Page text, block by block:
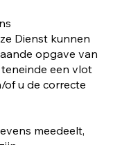
Dienst kunnen
opgave van
een vlot
u de correcte
meedeelt,